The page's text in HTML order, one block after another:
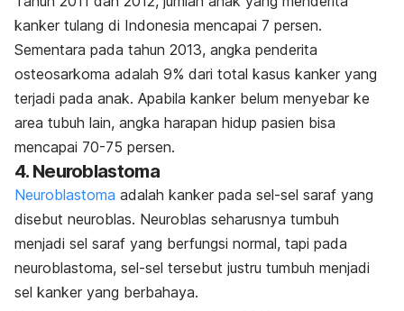
kanker tulang di Indonesia mencapai 7 persen.
Sementara pada tahun 2013, angka penderita
osteosarkoma adalah 9% dari total kasus kanker yang
terjadi pada anak. Apabila kanker belum menyebar ke
area tubuh lain, angka harapan hidup pasien bisa
mencapai 70-75 persen.
4. Neuroblastoma
Neuroblastoma adalah kanker pada sel-sel saraf yang
disebut neuroblas. Neuroblas seharusnya tumbuh
menjadi sel saraf yang berfungsi normal, tapi pada
neuroblastoma, sel-sel tersebut justru tumbuh menjadi
sel kanker yang berbahaya.